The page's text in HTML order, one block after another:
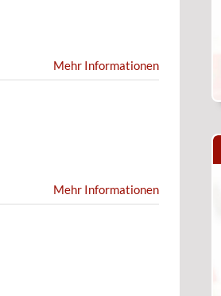
Mehr Informationen
Mehr Informationen